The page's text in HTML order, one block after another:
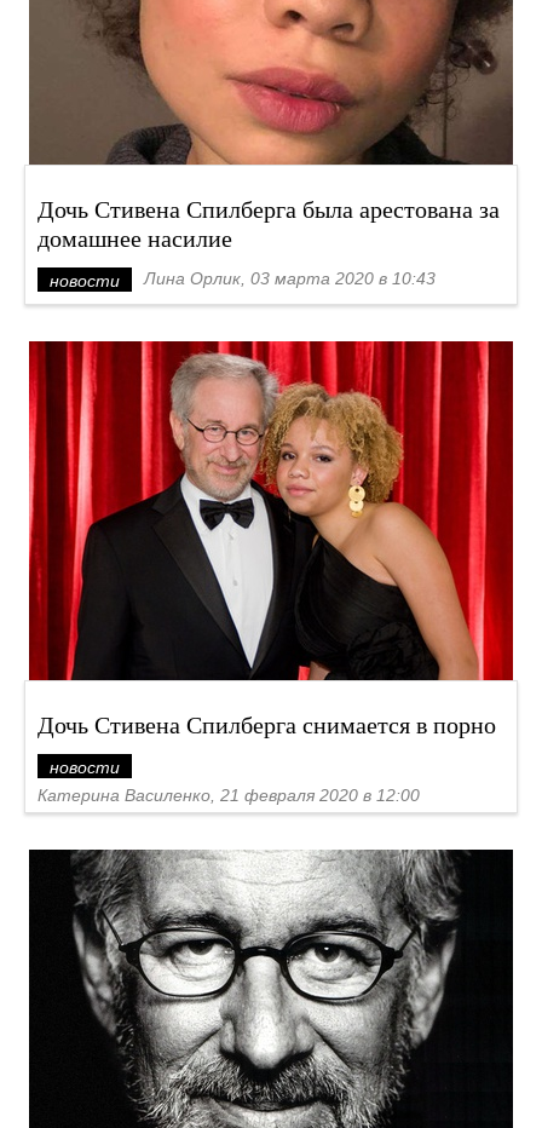
Дочь Стивена Спилберга была арестована за
домашнее насилие
новости Лина Орлик, 03 марта 2020 в 10:43
Дочь Стивена Спилберга снимается в порно
новости
Катерина Василенко, 21 февраля 2020 в 12:00